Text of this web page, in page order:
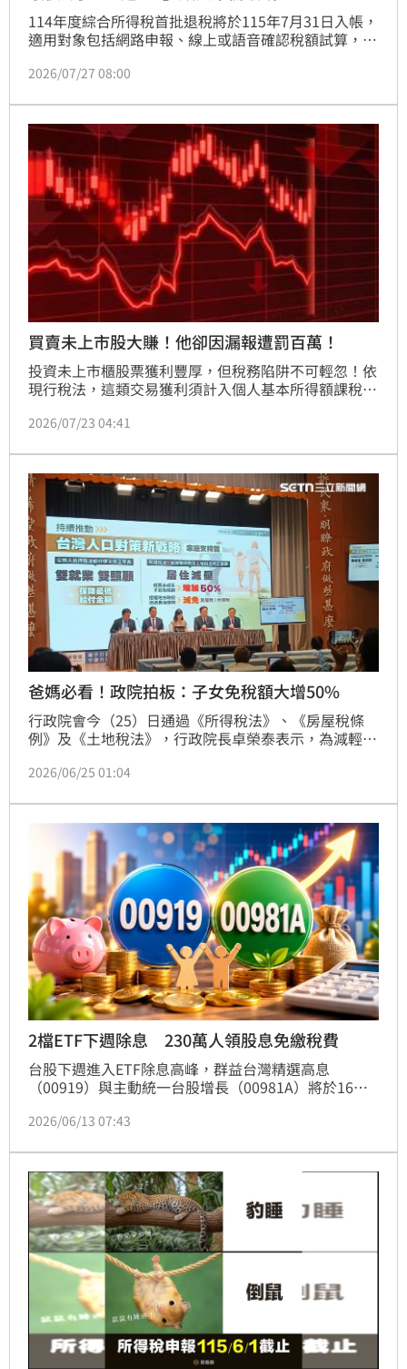
114年度綜合所得稅首批退稅將於115年7月31日入帳，
適用對象包括網路申報、線上或語音確認稅額試算，以
將直接撥款，未提供者將收到退稅憑單。憑單兌領期限
過票據交換。國稅局呼籲民眾多利用直撥退稅，除省時
便利外也能降低憑單遺失風險。同時嚴正提醒，國稅局
絕不會透過簡訊或通訊軟體要求點擊連結辦理退稅，請
民眾務必提高警覺，防範詐騙。若有疑問，可撥打免付
費專線或至官網查詢。
2026/07/27 08:00
買賣未上市股大賺！他卻因漏報遭罰百萬！
投資未上市櫃股票獲利豐厚，但稅務陷阱不可輕忽！依
現行稅法，這類交易獲利須計入個人基本所得額課稅，
2千萬獲利，遭國稅局重罰270萬元，慘痛案例警示投
票交易可享免稅優惠外，其餘獲利皆需依法申報。若不
慎錯過報稅期限，專家建議應在稅局調查前儘速準備買
賣憑證，主動補報並加息補繳，以爭取免罰。投資獲利
固然可喜，但唯有遵守稅務法規，善用合法節稅管道，
才能確保辛苦賺來的財富真正落袋，避免因一時疏忽而
造成荷包大失血。
2026/07/23 04:41
爸媽必看！政院拍板：子女免稅額大增50%
行政院會今（25）日通過《所得稅法》、《房屋稅條
例》及《土地稅法》，行政院長卓榮泰表示，為減輕婚
未成年子女免稅額增加50%至新台幣15.15萬元，明年5
持有的全國單一自住房屋以及其座落土地，得適當減免
房屋稅與地價稅。
2026/06/25 01:04
2檔ETF下週除息 230萬人領股息免繳稅費
台股下週進入ETF除息高峰，群益台灣精選高息
（00919）與主動統一台股增長（00981A）將於16日
實現資本利得」，超過230萬名投資人領到的股息，不
2026/06/13 07:43